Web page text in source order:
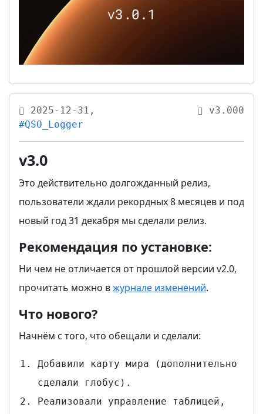
2025-12-31,
#QSO_Logger
v3.000
v3.0
Это действительно долгожданный релиз,
пользователи ждали рекордных 8 месяцев и под
новый год 31 декабря мы сделали релиз.
Рекомендация по установке:
Ни чем не отличается от прошлой версии v2.0,
прочитать можно вжурнале изменений.
Что нового?
Начнём с того, что обещали и сделали:
Добавили карту мира (дополнительно
сделали глобус).
Реализовали управление таблицей,